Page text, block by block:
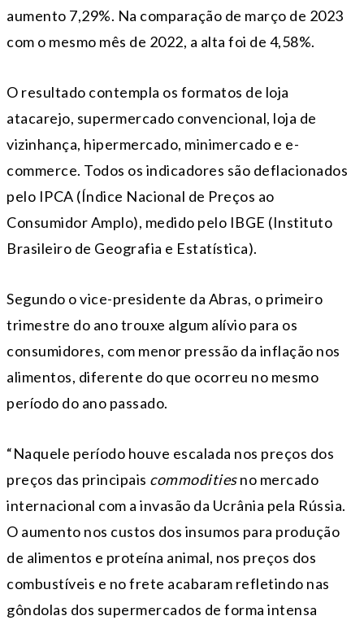
aumento 7,29%. Na comparação de março de 2023
com o mesmo mês de 2022, a alta foi de 4,58%.
O resultado contempla os formatos de loja
atacarejo, supermercado convencional, loja de
vizinhança, hipermercado, minimercado e e-
commerce. Todos os indicadores são deflacionados
pelo IPCA (Índice Nacional de Preços ao
Consumidor Amplo), medido pelo IBGE (Instituto
Brasileiro de Geografia e Estatística).
Segundo o vice-presidente da Abras, o primeiro
trimestre do ano trouxe algum alívio para os
consumidores, com menor pressão da inflação nos
alimentos, diferente do que ocorreu no mesmo
período do ano passado.
“Naquele período houve escalada nos preços dos
preços das principais commoditiesno mercado
internacional com a invasão da Ucrânia pela Rússia.
O aumento nos custos dos insumos para produção
de alimentos e proteína animal, nos preços dos
combustíveis e no frete acabaram refletindo nas
gôndolas dos supermercados de forma intensa